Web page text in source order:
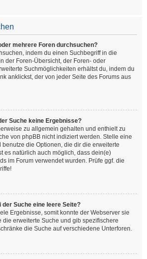
mehrere Foren durchsuchen?
indem du einen Suchbegriff in die
der Foren-Übersicht, der Foren- oder
Suchmöglichkeiten erhältst du, indem du
anklickst, der von jeder Seite des Forums aus
Suche keine Ergebnisse?
zu allgemein gehalten und enthielt zu
von phpBB nicht indiziert werden. Stelle eine
benutze die Optionen, die dir die erweiterte
es natürlich auch möglich, dass dein(e)
im Forum verwendet wurden. Prüfe ggf. die
Suche eine leere Seite?
Ergebnisse, somit konnte der Webserver sie
die erweiterte Suche und gib spezifischere
die Suche auf verschiedene Unterforen.